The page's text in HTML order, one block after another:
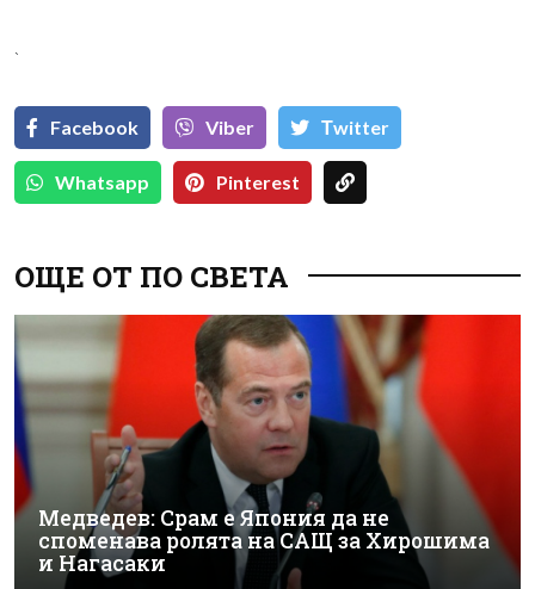
`
Facebook Viber Тwitter
Whatsapp Pinterest
ОЩЕ ОТ ПО СВЕТА
Медведев: Срам е Япония да не
споменава ролята на САЩ за Хирошима
и Нагасаки